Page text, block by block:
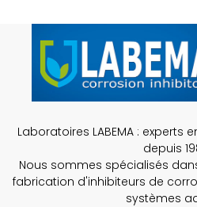
Laboratoires LABEMA : experts
depuis
Nous sommes spécialisés
fabrication d'inhibiteurs de
systèmes